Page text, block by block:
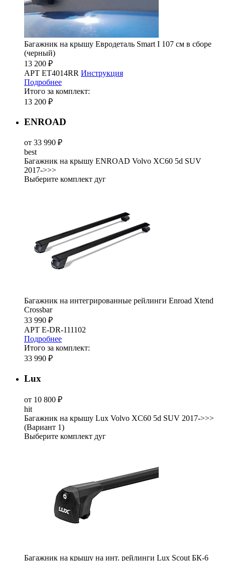
Багажник на крышу Евродеталь Smart I 107 см в сборе
(черный)
13 200 ₽
АРТ ET4014RR Инструкция
Подробнее
Итого за комплект:
13 200 ₽
ENROAD
от 33 990 ₽
best
Багажник на крышу ENROAD Volvo XC60 5d SUV
2017->>>
Выберите комплект дуг
Багажник на интегрированные рейлинги Enroad Xtend
Crossbar
33 990 ₽
АРТ E-DR-111102
Подробнее
Итого за комплект:
33 990 ₽
Lux
от 10 800 ₽
hit
Багажник на крышу Lux Volvo XC60 5d SUV 2017->>>
(Вариант 1)
Выберите комплект дуг
Багажник на крышу на инт. рейлинги Lux Scout БК-6